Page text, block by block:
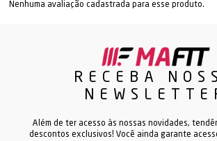
Nenhuma avaliação cadastrada para esse produto.
RECEBA
Além de ter acesso às nossas novidades,
descontos exclusivos! Você ainda garante